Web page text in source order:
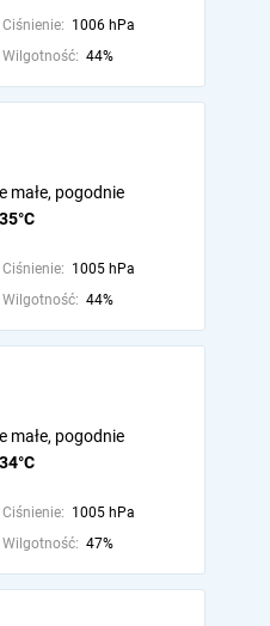
Ciśnienie: 1006 hPa
Wilgotność: 44%
35°C
małe, pogodnie
Ciśnienie: 1005 hPa
Wilgotność: 44%
34°C
małe, pogodnie
Ciśnienie: 1005 hPa
Wilgotność: 47%